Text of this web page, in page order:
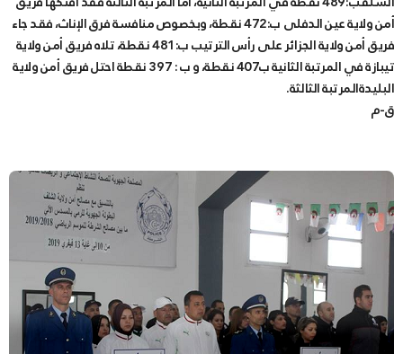
أمن ولاية عين الدفلى ب:472 نقطة، وبخصوص منافسة فرق الإناث، فقد جاء
فريق أمن ولاية الجزائر على رأس الترتيب ب:481 نقطة، تلاه فريق أمن ولاية
تيبازة في المرتبة الثانية ب407 نقطة، و ب : 397 نقطة احتل فريق أمن ولاية
البليدةالمرتبة الثالثة.
ق-م